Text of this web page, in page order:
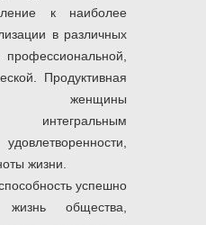
к наиболее
в различных
Продуктивная
женщины
интегральным
жизни.
успешно
общества,